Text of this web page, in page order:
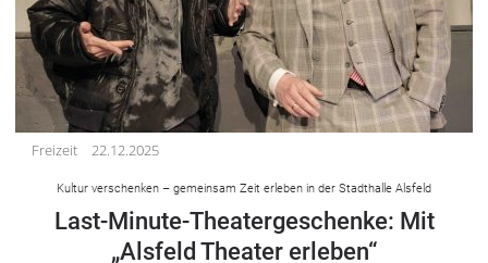
Freizeit 22.12.2025
Kultur verschenken – gemeinsam Zeit erleben in der Stadthalle Alsfeld
Last-Minute-Theatergeschenke: Mit
„Alsfeld Theater erleben“